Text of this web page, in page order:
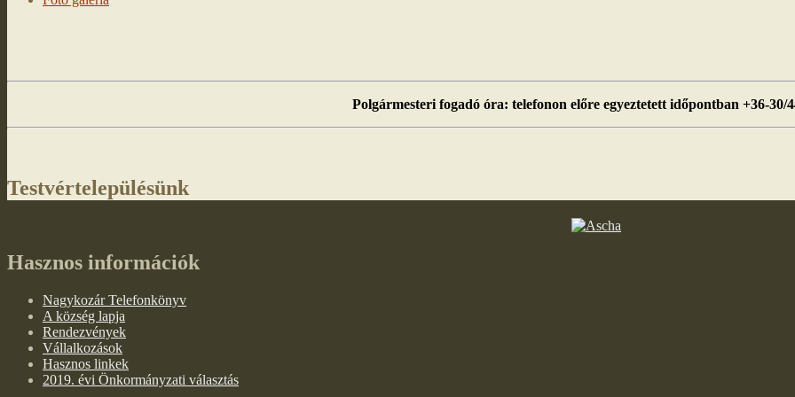
Polgármesteri fogadó óra: telefonon előre egyeztetett időpontban +36-30/
Testvértelepülésünk
Hasznos információk
Nagykozár Telefonkönyv
A község lapja
Rendezvények
Vállalkozások
Hasznos linkek
2019. évi Önkormányzati választás